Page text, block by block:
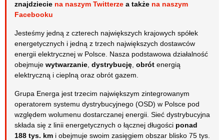
znajdziecie na naszym Twitterze a także na naszym
Facebooku
Jesteśmy jedną z czterech największych krajowych spółek
energetycznych i jedną z trzech największych dostawców
energii elektrycznej w Polsce. Nasza podstawowa działalność
obejmuje wytwarzanie, dystrybucję, obrót energią
elektryczną i cieplną oraz obrót gazem.
Grupa Energa jest trzecim największym zintegrowanym
operatorem systemu dystrybucyjnego (OSD) w Polsce pod
względem wolumenu dostarczanej energii. Sieć dystrybucyjna
składa się z linii energetycznych o łącznej długości ponad
188 tys. km i obejmuje swoim zasięgiem obszar blisko 75 tys.